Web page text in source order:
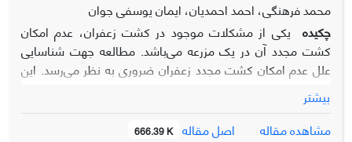
محمد فرهنگی، احمد احمدیان، ایمان یوسفی جوان
چکیده یکی از مشکلات موجود در کشت زعفران، عدم امکان
کشت مجدد آن در یک مزرعه می‌باشد. مطالعه جهت شناسایی
علل عدم امکان کشت مجدد زعفران ضروری به نظر می‌رسد. این
تحقیق به منظور بررسی اثر سنین مختلف خاک مزرعه زعفران و
همچنین کاربرد بنه و عصاره آن بر عملکرد و اجزای عملکرد گل و
برگ زعفران، بصورت فاکتوریل در قالب طرح پایه کاملاً تصادفی و
بیشتر
مشاهده مقاله
اصل مقاله 666.39 K